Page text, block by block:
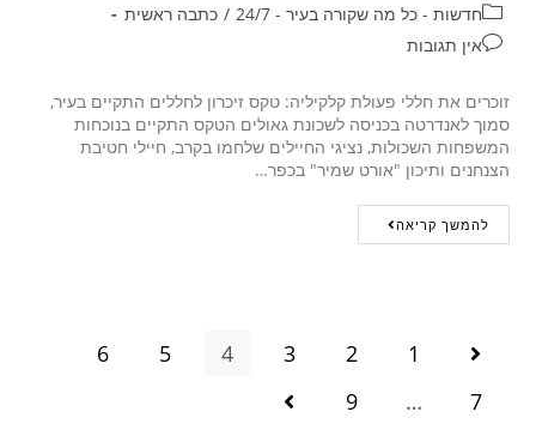
חדשות - כל מה שקורה בעיר - 24/7
/ כתבה ראשית
אין תגובות
זוכרים את חללי פעולת קלקיליה: טקס זיכרון לחללים התקיים בעיר,
סמוך לאנדרטה בכניסה לשכונת גאולים הטקס התקיים בנוכחות
המשפחות השכולות, נציגי החיילים שלחמו בקרב, חיילי חטיבת
הצנחנים ותיכון "אורט שמיר" בכפר…
להמשך קריאה
1
2
3
4
5
6
7
…
9